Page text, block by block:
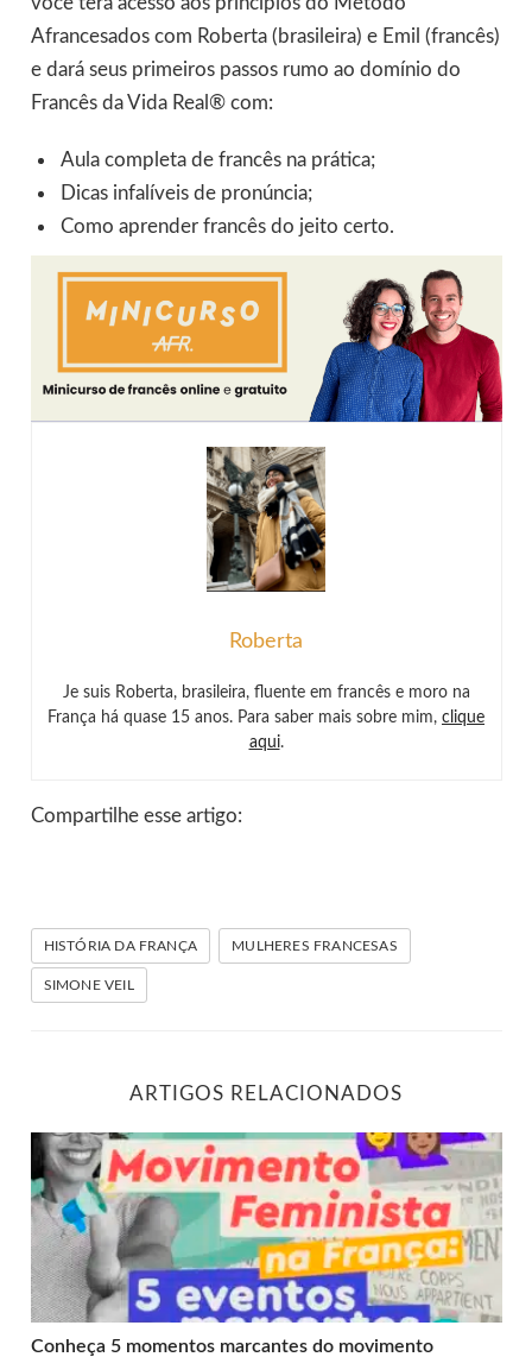
Afrancesados com Roberta (brasileira) e Emil (francês)
e dará seus primeiros passos rumo ao domínio do
Francês da Vida Real® com:
Aula completa de francês na prática;
Dicas infalíveis de pronúncia;
Como aprender francês do jeito certo.
Roberta
Je suis Roberta, brasileira, fluente em francês e moro na
França há quase 15 anos. Para saber mais sobre mim, clique
aqui.
Compartilhe esse artigo:
HISTÓRIA DA FRANÇA MULHERES FRANCESAS
SIMONE VEIL
ARTIGOS RELACIONADOS
Conheça 5 momentos marcantes do movimento
Conheça 5 momentos marcantes do movimento